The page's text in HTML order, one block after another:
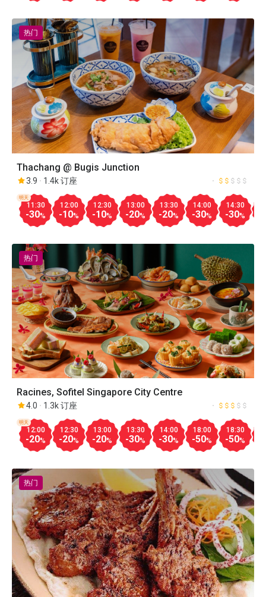
Thachang @ Bugis Junction
3.9 1.4k 订座
11:30
-30%
明天
12:00
-10%
12:30
-10%
13:00
-20%
13:30
-20%
14:00
-30%
14:30
-30%
热门
Racines, Sofitel Singapore City Centre
4.0 1.3k 订座
12:00
-20%
明天
12:30
-20%
13:00
-20%
13:30
-30%
14:00
-30%
18:00
-50%
18:30
-50%
热门
热门